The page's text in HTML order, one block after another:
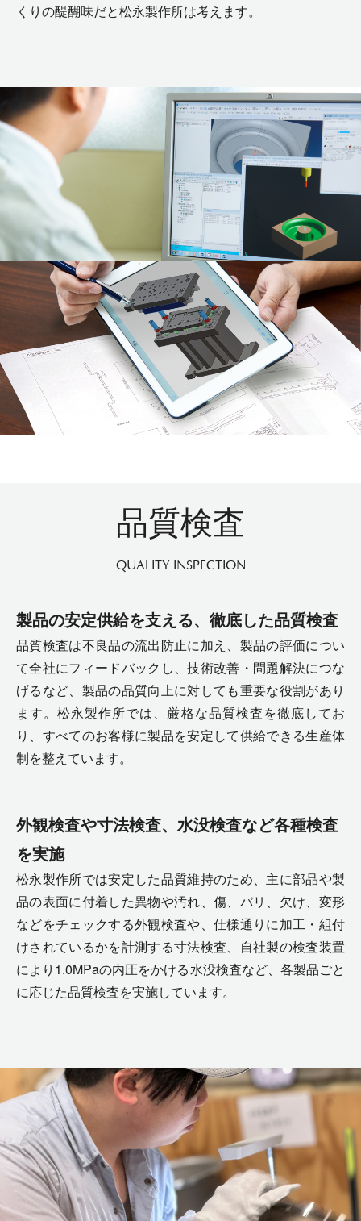
くりの醍醐味だと松永製作所は考えます。
品質検査
QUALITY INSPECTION
製品の安定供給を支える、徹底した品質検査
品質検査は不良品の流出防止に加え、製品の評価につい
て全社にフィードバックし、技術改善・問題解決につな
げるなど、製品の品質向上に対しても重要な役割があり
ます。松永製作所では、厳格な品質検査を徹底してお
り、すべてのお客様に製品を安定して供給できる生産体
制を整えています。
外観検査や寸法検査、水没検査など各種検査
を実施
松永製作所では安定した品質維持のため、主に部品や製
品の表面に付着した異物や汚れ、傷、バリ、欠け、変形
などをチェックする外観検査や、仕様通りに加工・組付
けされているかを計測する寸法検査、自社製の検査装置
により1.0MPaの内圧をかける水没検査など、各製品ごと
に応じた品質検査を実施しています。